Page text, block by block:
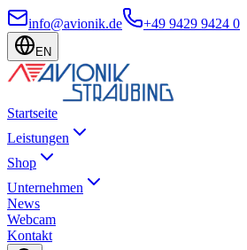
info@avionik.de +49 9429 9424 0
EN
Startseite
Leistungen
Shop
Unternehmen
News
Webcam
Kontakt